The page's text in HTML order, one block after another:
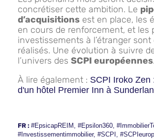
concrétiser cette ambition. Le
d’acquisitions est en place, les
en cours de renforcement, et les
investissements à l’étranger sont
réalisés. Une évolution à suivre
l’univers des SCPI européennes.
À lire également : SCPI Iroko Zen
d'un hôtel Premier Inn à
FR : #EpsicapREIM , #Epsilon360,
#Investissementimmobilier, #SCPI ,